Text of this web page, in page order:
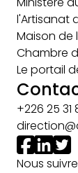
l'Artisanat
Maison de
Chambre
Le portail
+226 25 31
Nous